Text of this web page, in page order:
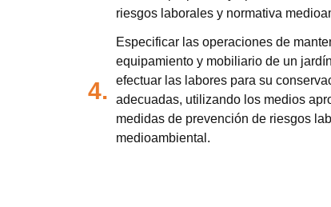
riesgos laborales y normativa
4.
Especificar las operaciones de
equipamiento y mobiliario de un
efectuar las labores para su
adecuadas, utilizando los medios
medidas de prevención de riesgos
medioambiental.